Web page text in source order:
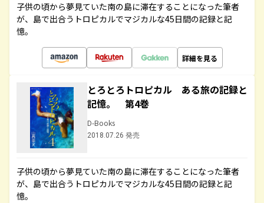
子供の頃から夢見ていた南の島に滞在することになった筆者
が、島で出合うトロピカルでマジカルな45日間の記録と記
憶。
詳細を見る
とろとろトロピカル ある旅の記録と
記憶。 第4巻
D-Books
2018.07.26 発売
子供の頃から夢見ていた南の島に滞在することになった筆者
が、島で出合うトロピカルでマジカルな45日間の記録と記
憶。